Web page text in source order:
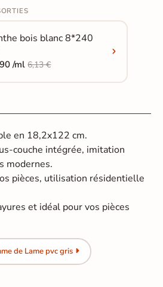
bois blanc 8*240
/ml6,13 €
en 18,2x122 cm.
couche intégrée, imitation
modernes.
pièces, utilisation résidentielle
et idéal pour vos pièces
de Lame pvc gris